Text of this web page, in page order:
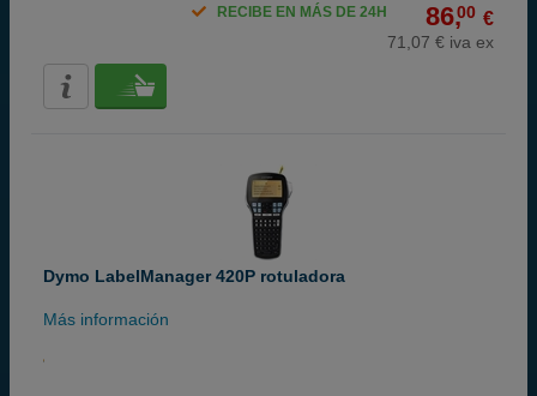
86,00 €
71,07 € iva ex
RECIBE EN MÁS DE 24H
Dymo LabelManager 420P rotuladora
Más información